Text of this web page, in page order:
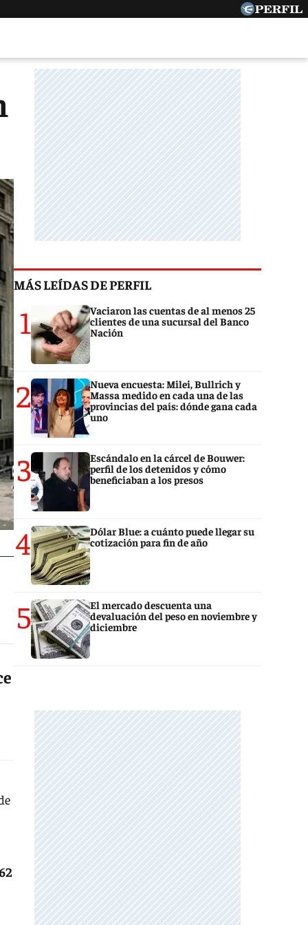
MÁS LEÍDAS DE PERFIL
1
Vaciaron las cuentas de al menos 25
clientes de una sucursal del Banco
Nación
2
Nueva encuesta: Milei, Bullrich y
Massa medido en cada una de las
provincias del país: dónde gana cada
uno
3
Escándalo en la cárcel de Bouwer:
perfil de los detenidos y cómo
beneficiaban a los presos
4
Dólar Blue: a cuánto puede llegar su
cotización para fin de año
5
El mercado descuenta una
devaluación del peso en noviembre y
diciembre